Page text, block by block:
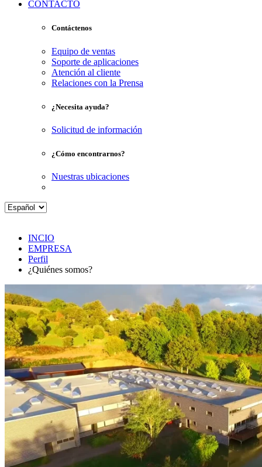
CONTACTO
Contáctenos
Equipo de ventas
Soporte de aplicaciones
Atención al cliente
Relaciones con la Prensa
¿Necesita ayuda?
Solicitud de información
¿Cómo encontrarnos?
Nuestras ubicaciones
INCIO
EMPRESA
Perfil
¿Quiénes somos?